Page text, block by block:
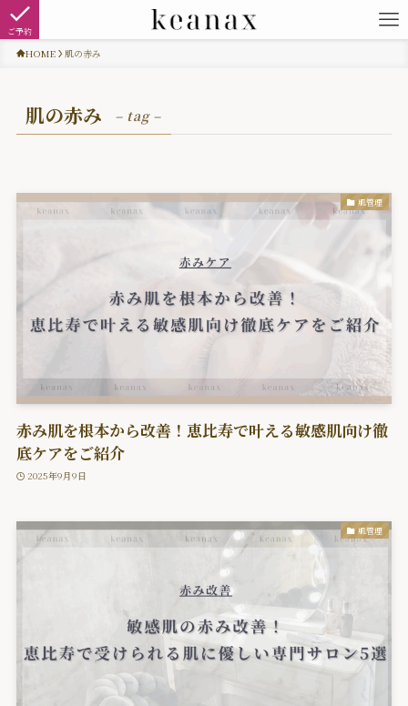
ご予約
HOME 肌の赤み
肌の赤み – tag –
肌管理
赤み肌を根本から改善！恵比寿で叶える敏感肌向け徹
底ケアをご紹介
2025年9月9日
肌管理